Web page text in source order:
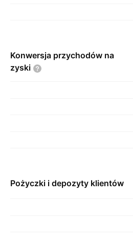
Konwersja przychodów na
zyski
Pożyczki i depozyty klientów